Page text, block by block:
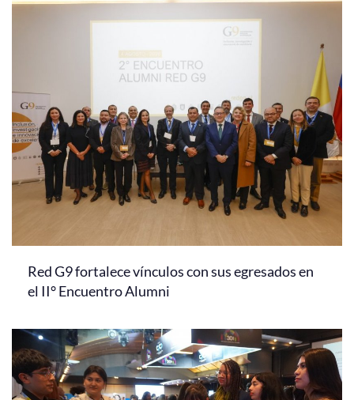
Red G9 fortalece vínculos con sus egresados en
el II° Encuentro Alumni